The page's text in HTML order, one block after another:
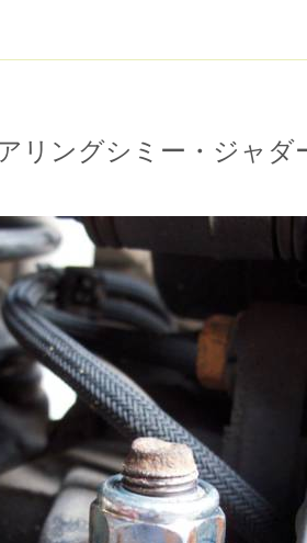
リングシミー・ジャダ